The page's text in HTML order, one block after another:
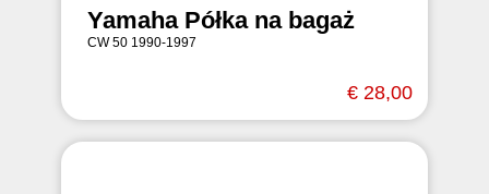
Yamaha Półka na bagaż
CW 50 1990-1997
€ 28,00